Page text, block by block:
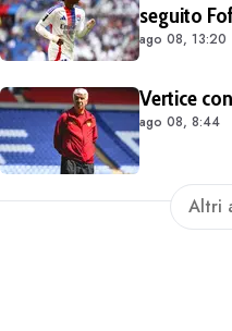
seguito
occasioni.
ago 08, 13:20
Vertice
ago 08, 8:44
Altri